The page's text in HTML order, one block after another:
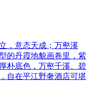
，意态天成；万壑溪
的丹霞地貌画卷里，紫
朴底色，万壑千溪、碧
自在平江野奢酒店可堪